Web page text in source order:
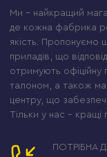
Ми – найкращий
де кожна фабрика
якість. Пропонуємо
приладів, що
отримують офіційну
талоном, а також
центру, що
Тільки у нас – кращі
ПОТРІБНА